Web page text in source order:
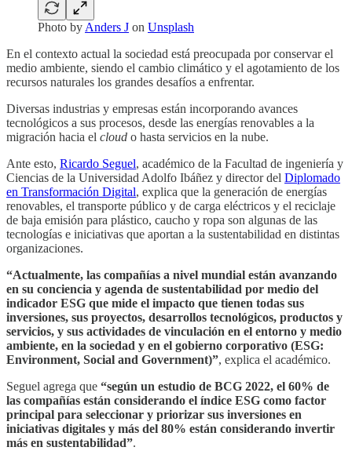
Photo by Anders J on Unsplash
En el contexto actual la sociedad está preocupada por conservar el
medio ambiente, siendo el cambio climático y el agotamiento de los
recursos naturales los grandes desafíos a enfrentar.
Diversas industrias y empresas están incorporando avances
tecnológicos a sus procesos, desde las energías renovables a la
migración hacia el cloud o hasta servicios en la nube.
Ante esto, Ricardo Seguel, académico de la Facultad de ingeniería y
Ciencias de la Universidad Adolfo Ibáñez y director del Diplomado
en Transformación Digital, explica que la generación de energías
renovables, el transporte público y de carga eléctricos y el reciclaje
de baja emisión para plástico, caucho y ropa son algunas de las
tecnologías e iniciativas que aportan a la sustentabilidad en distintas
organizaciones.
“Actualmente, las compañías a nivel mundial están avanzando
en su conciencia y agenda de sustentabilidad por medio del
indicador ESG que mide el impacto que tienen todas sus
inversiones, sus proyectos, desarrollos tecnológicos, productos y
servicios, y sus actividades de vinculación en el entorno y medio
ambiente, en la sociedad y en el gobierno corporativo (ESG:
Environment, Social and Government)”, explica el académico.
Seguel agrega que “según un estudio de BCG 2022, el 60% de
las compañías están considerando el índice ESG como factor
principal para seleccionar y priorizar sus inversiones en
iniciativas digitales y más del 80% están considerando invertir
más en sustentabilidad”.